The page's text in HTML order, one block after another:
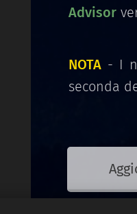
Advisor
NOTA- I
seconda